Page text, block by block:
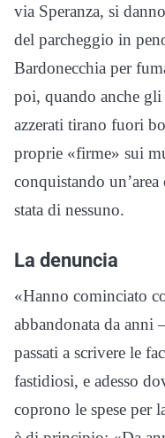
via Speranza, si
del parcheggio in
Bardonecchia per
poi, quando anche
azzerati tirano fuori
proprie «firme» sui
conquistando
stata di nessuno.
La denuncia
«Hanno cominciato
abbandonata da
passati a scrivere le
fastidiosi, e adesso
coprono le spese per